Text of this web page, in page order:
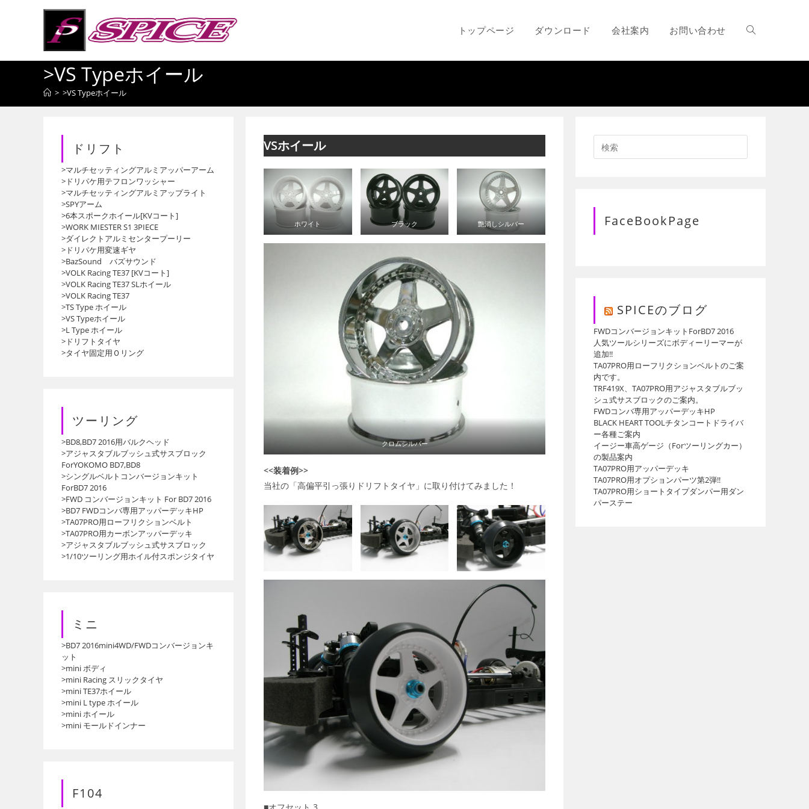
トップページ ダウンロード 会社案内 お問い合わせ ウ
>VS Typeホイール
> >VS Typeホイール
VSホイール
ホワイト ブラック 艶消しシルバー
クロムシルバー
<<装着例>>
当社の「高偏平引っ張りドリフトタイヤ」に取り付けてみました！
ドリフト
>マルチセッティングアルミアッパーアーム
>ドリパケ用テフロンワッシャー
>マルチセッティングアルミアップライト
>SPYアーム
>6本スポークホイール[KVコート]
>WORK MIESTER S1 3PIECE
>ダイレクトアルミセンタープーリー
>ドリパケ用変速ギヤ
>BazSound バズサウンド
>VOLK Racing TE37 [KVコート]
>VOLK Racing TE37 SLホイール
>VOLK Racing TE37
>TS Type ホイール
>VS Typeホイール
>L Type ホイール
>ドリフトタイヤ
>タイヤ固定用Ｏリング
ツーリング
>BD8,BD7 2016用バルクヘッド
>アジャスタブルブッシュ式サスブロック
ForYOKOMO BD7,BD8
>シングルベルトコンバージョンキット
ForBD7 2016
>FWD コンバージョンキット For BD7 2016
>BD7 FWDコンバ専用アッパーデッキHP
>TA07PRO用ローフリクションベルト
>TA07PRO用カーボンアッパーデッキ
>アジャスタブルブッシュ式サスブロック
>1/10ツーリング用ホイル付スポンジタイヤ
ミニ
>BD7 2016mini4WD/FWDコンバージョンキ
ット
>mini ボディ
>mini Racing スリックタイヤ
>mini TE37ホイール
>mini L type ホイール
>mini ホイール
>mini モールドインナー
F104
FaceBookPage
SPICEのブログ
FWDコンバージョンキットForBD7 2016
人気ツールシリーズにボディーリーマーが
追加!!
TA07PRO用ローフリクションベルトのご案
内です。
TRF419X、TA07PRO用アジャスタブルブッ
シュ式サスブロックのご案内。
FWDコンバ専用アッパーデッキHP
BLACK HEART TOOLチタンコートドライバ
ー各種ご案内
イージー車高ゲージ（Forツーリングカー）
の製品案内
TA07PRO用アッパーデッキ
TA07PRO用オプションパーツ第2弾!!
TA07PRO用ショートタイプダンパー用ダン
パーステー